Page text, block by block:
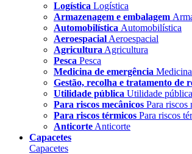
Logística Logística
Armazenagem e embalagem
Automobilística Automobilística
Aeroespacial Aeroespacial
Agricultura Agricultura
Pesca Pesca
Medicina de emergência
Gestão, recolha e tratamento de
Utilidade pública Utilidade pública
Para riscos mecânicos Para riscos
Para riscos térmicos Para riscos
Anticorte Anticorte
Capacetes
Capacetes